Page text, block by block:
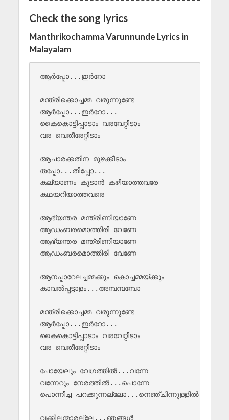
Check the song lyrics
Manthrikochamma Varunnunde Lyrics in
Malayalam
ആർപ്പോ...ഇർറോ
മന്ത്രിക്കൊച്ചമ്മ വരുന്നുണ്ടേ
ആർപ്പോ...ഇർറോ...
കൈകൊട്ടിപ്പാടാം വരവേറ്റീടാം
വര വെതീരേറ്റീടാം
ആചാരക്കതിന മുഴക്കീടാം
തപ്പോ...തിപ്പോ...
കല്യാണം കൂടാൻ കഴിയാത്തവരേ
കഥയറിയാത്തവരെ
ആഭ്യന്തര മന്ത്രിണിയാണേ
ആഡംബരമൊത്തിരി വേണേ
ആഭ്യന്തര മന്ത്രിണിയാണേ
ആഡംബരമൊത്തിരി വേണേ
ആനപ്പാറേലച്ചമ്മക്കും കൊച്ചമ്മയ്ക്കും
കാവല്‍പ്പട്ടാളം...അമ്പമ്പമ്പോ
മന്ത്രിക്കൊച്ചമ്മ വരുന്നുണ്ടേ
ആർപ്പോ...ഇർറോ...
കൈകൊട്ടിപ്പാടാം വരവേറ്റീടാം
വര വെതീരേറ്റീടാം
പോയേലും വേഗത്തിൽ...വന്നേ
വന്നേറും നേരത്തിൽ...പൊന്നേ
പൊന്നീച്ച പറക്കുന്നല്ലോ...നെഞ്ചിന്നുള്ളിൽ
വക്കീലന്മാരല്ലേ...ഞങ്ങൾ